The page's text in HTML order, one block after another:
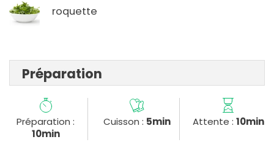
roquette
Préparation
Préparation :
10min
Cuisson : 5min Attente : 10min